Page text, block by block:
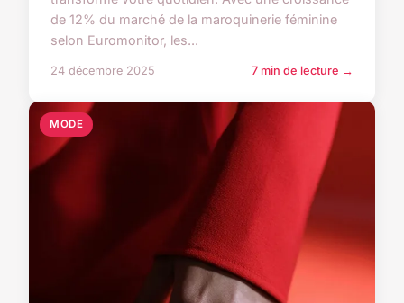
de 12% du marché de la maroquinerie féminine
selon Euromonitor, les...
24 décembre 2025 7 min de lecture →
MODE